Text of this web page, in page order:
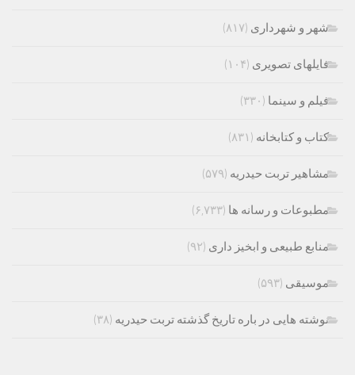
شهر و شهرداری (۸۱۷)
فایلهای تصویری (۱۰۴)
فیلم و سینما (۳۳۰)
کتاب و کتابخانه (۸۳۱)
مشاهیر تربت حیدریه (۵۷۹)
مطبوعات و رسانه ها (۶,۷۳۳)
منابع طبیعی و ابخیز داری (۹۲)
موسیقی (۵۹۳)
نوشته هایی در باره تاریخ گذشته تربت حیدریه (۳۸)